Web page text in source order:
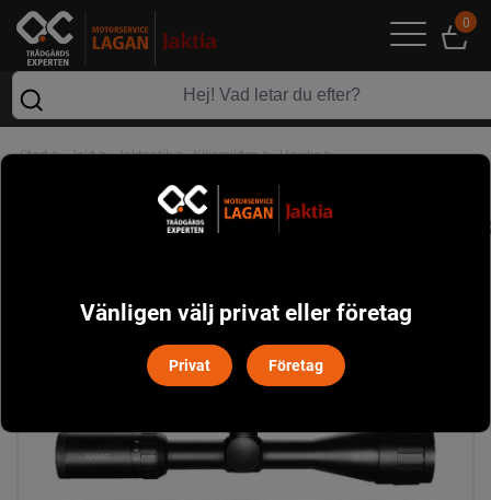
0
Start> Jakt> Jaktoptik> Kikarsikten> Hawke>
Vänligen välj privat eller företag
Privat Företag